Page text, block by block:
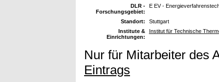
DLR -
Forschungsgebiet:
E EV -
Standort:
Stuttgart
Institute &
Einrichtungen:
Institut für Technische
Nur für Mitarbeiter des
Eintrags